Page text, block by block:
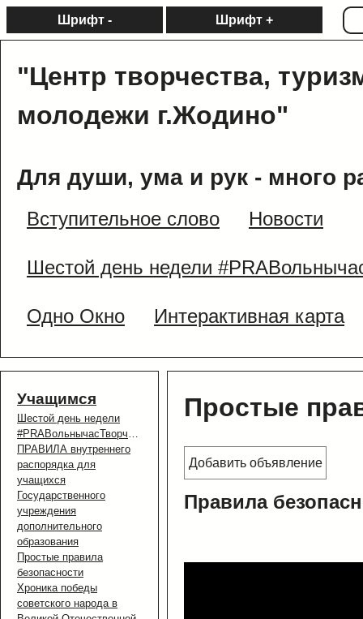
Шрифт - Шрифт +
"Центр творчества,
молодежи г.Жодино"
Для души, ума и рук - много
Вступительное слово Новости
Шестой день недели
Одно Окно Интерактивная карта
Учащимся
Шестой день недели
#PRAВольнычасТворчасцьЗдароуе
ПРАВИЛА внутреннего
распорядка для
учащихся
Государственного
учреждения
дополнительного
образования
Простые правила
безопасности
Хроника победы
советского народа в
Простые
Добавить объявление
Правила